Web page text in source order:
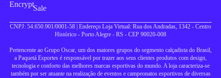
CNPJ: 54.650.901/0001-58 | Endereço Loja Virtual: Rua dos Andradas, 1342 - Centro
Histórico - Porto Alegre - RS - CEP 90020-008
Pertencente ao Grupo Oscar, um dos maiores grupos do segmento calçadista do Brasil,
a Paquetá Esportes é responsável por trazer aos seus clientes produtos com design,
tecnologia e conforto das melhores marcas esportivas do mundo. A loja caracteriza-se
também por ser atuante na realização de eventos e campeonatos esportivos de diversas